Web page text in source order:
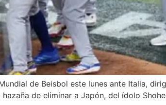
de Beisbol este lunes ante Italia,
de eliminar a Japón, del ídolo